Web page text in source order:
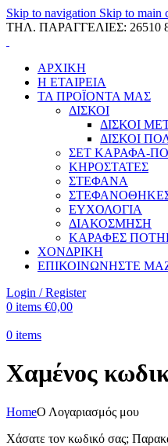
Skip to navigation Skip to main
ΤΗΛ. ΠΑΡΑΓΓΕΛΙΕΣ: 26510
ΑΡΧΙΚΗ
Η ΕΤΑΙΡΕΙΑ
ΤΑ ΠΡΟΪΟΝΤΑ ΜΑΣ
ΔΙΣΚΟΙ
ΔΙΣΚΟΙ
ΔΙΣΚΟΙ
ΣΕΤ ΚΑΡΑΦΑ-
ΚΗΡΟΣΤΑΤΕΣ
ΣΤΕΦΑΝΑ
ΕΥΧΟΛΟΓΙΑ
ΔΙΑΚΟΣΜΗΣΗ
ΚΑΡΑΦΕΣ
ΧΟΝΔΡΙΚΗ
ΕΠΙΚΟΙΝΩΝΗΣΤΕ
Login / Register
0 items €0,00
0 items
Χαμένος
HomeΟ Λογαριασμός μου
Χάσατε τον κωδικό σας;